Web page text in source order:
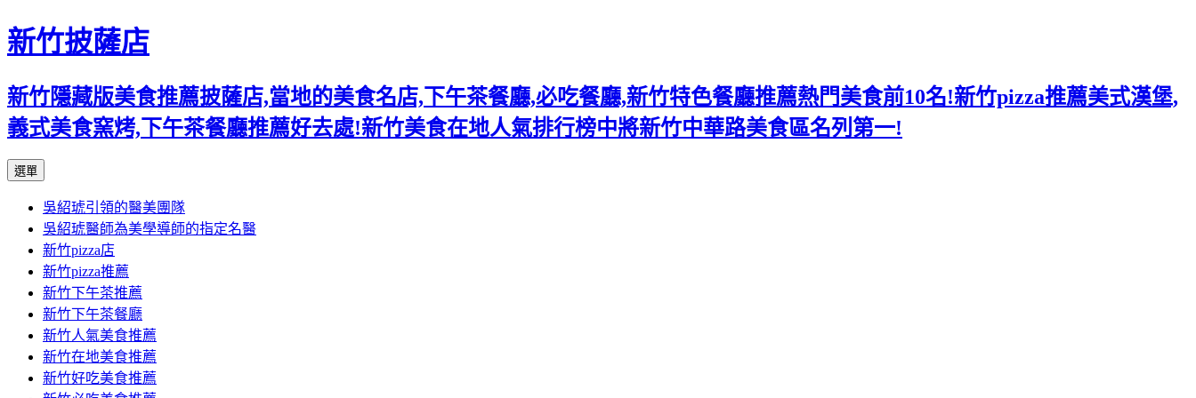
新竹披薩店
新竹隱藏版美食推薦披薩店,當地的美食名店,下午茶餐廳,必吃餐廳,新竹特色餐廳推薦熱門美食前10名!新竹pizza推薦美式漢堡,
義式美食窯烤,下午茶餐廳推薦好去處!新竹美食在地人氣排行榜中將新竹中華路美食區名列第一!
選單
主
要
內
容
吳紹琥引領的醫美團隊
吳紹琥醫師為美學導師的指定名醫
新竹pizza店
新竹pizza推薦
新竹下午茶推薦
新竹下午茶餐廳
新竹人氣美食推薦
新竹在地美食推薦
新竹好吃美食推薦